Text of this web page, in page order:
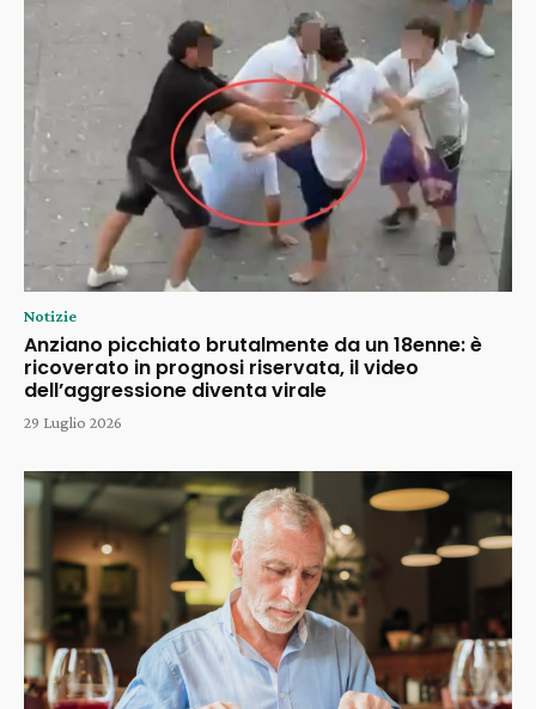
Notizie
Anziano picchiato brutalmente da un 18enne: è
ricoverato in prognosi riservata, il video
dell’aggressione diventa virale
29 Luglio 2026